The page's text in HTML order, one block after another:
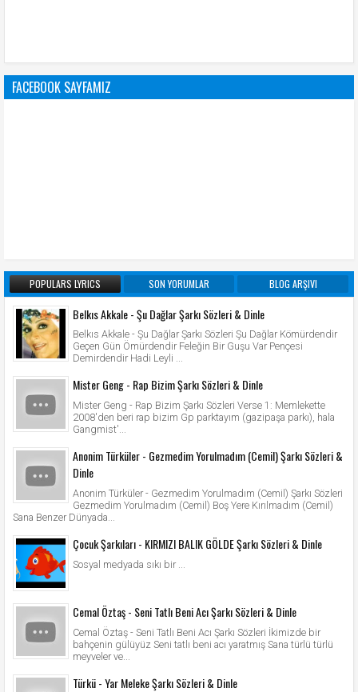
FACEBOOK SAYFAMIZ
POPULARS LYRICS SON YORUMLAR BLOG ARŞIVI
Belkıs Akkale - Şu Dağlar Şarkı Sözleri & Dinle
Belkıs Akkale - Şu Dağlar Şarkı Sözleri Şu Dağlar Kömürdendir
Geçen Gün Ömürdendir Feleğin Bir Guşu Var Pençesi
Demirdendir Hadi Leyli ...
Mister Geng - Rap Bizim Şarkı Sözleri & Dinle
Mister Geng - Rap Bizim Şarkı Sözleri Verse 1: Memlekette
2008'den beri rap bizim Gp parktayım (gazipaşa parkı), hala
Gangmist'...
Anonim Türküler - Gezmedim Yorulmadım (Cemil) Şarkı Sözleri &
Dinle
Anonim Türküler - Gezmedim Yorulmadım (Cemil) Şarkı Sözleri
Gezmedim Yorulmadım (Cemil) Boş Yere Kırılmadım (Cemil)
Sana Benzer Dünyada...
Çocuk Şarkıları - KIRMIZI BALIK GÖLDE Şarkı Sözleri & Dinle
Sosyal medyada sıkı bir ...
Cemal Öztaş - Seni Tatlı Beni Acı Şarkı Sözleri & Dinle
Cemal Öztaş - Seni Tatlı Beni Acı Şarkı Sözleri İkimizde bir
bahçenin gülüyüz Seni tatlı beni acı yaratmış Sana türlü türlü
meyveler ve...
Türkü - Yar Meleke Şarkı Sözleri & Dinle